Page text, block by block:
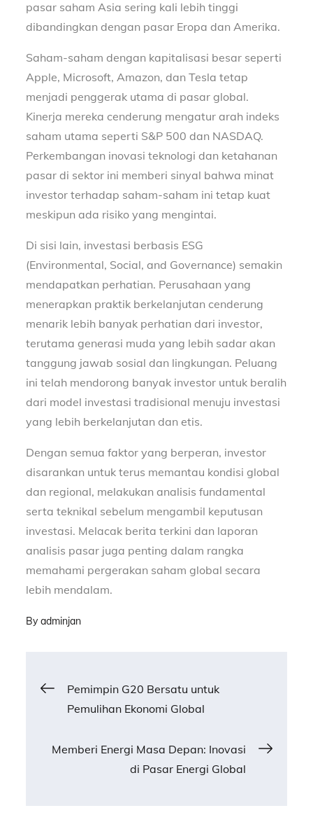
pasar saham Asia sering kali lebih tinggi
dibandingkan dengan pasar Eropa dan Amerika.
Saham-saham dengan kapitalisasi besar seperti
Apple, Microsoft, Amazon, dan Tesla tetap
menjadi penggerak utama di pasar global.
Kinerja mereka cenderung mengatur arah indeks
saham utama seperti S&P 500 dan NASDAQ.
Perkembangan inovasi teknologi dan ketahanan
pasar di sektor ini memberi sinyal bahwa minat
investor terhadap saham-saham ini tetap kuat
meskipun ada risiko yang mengintai.
Di sisi lain, investasi berbasis ESG
(Environmental, Social, and Governance) semakin
mendapatkan perhatian. Perusahaan yang
menerapkan praktik berkelanjutan cenderung
menarik lebih banyak perhatian dari investor,
terutama generasi muda yang lebih sadar akan
tanggung jawab sosial dan lingkungan. Peluang
ini telah mendorong banyak investor untuk beralih
dari model investasi tradisional menuju investasi
yang lebih berkelanjutan dan etis.
Dengan semua faktor yang berperan, investor
disarankan untuk terus memantau kondisi global
dan regional, melakukan analisis fundamental
serta teknikal sebelum mengambil keputusan
investasi. Melacak berita terkini dan laporan
analisis pasar juga penting dalam rangka
memahami pergerakan saham global secara
lebih mendalam.
Byadminjan
Post
Pemimpin G20 Bersatu untuk
Pemulihan Ekonomi Global
Memberi Energi Masa Depan: Inovasi
di Pasar Energi Global